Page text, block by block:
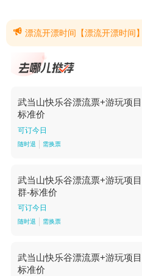
 漂流开漂时间【漂流开漂时间】2026年7月/8月漂流营业时间为本周7.16号18号19号开漂，后续预计每周二、三、四、五、六、日开
武当山快乐谷漂流票+游玩项
标准价
可订今日
随时退 需换票
武当山快乐谷漂流票+游玩项
群-标准价
可订今日
随时退 需换票
武当山快乐谷漂流票+游玩项
标准价